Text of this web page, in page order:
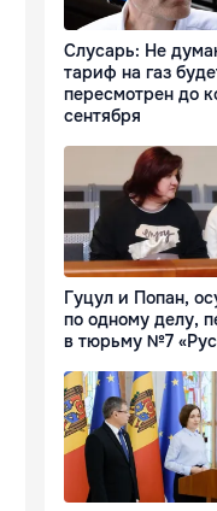
Слусарь: Не
тариф на газ
пересмотрен до
сентября
Гуцул и Попан,
по одному делу,
в тюрьму №7